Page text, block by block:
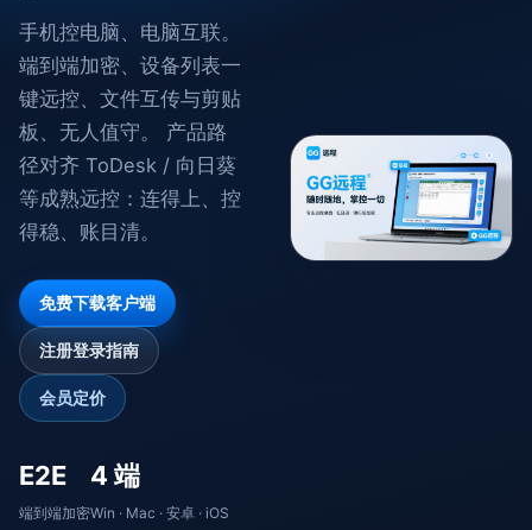
手机控电脑、电脑互联。
端到端加密、设备列表一
键远控、文件互传与剪贴
板、无人值守。 产品路
径对齐 ToDesk / 向日葵
等成熟远控：连得上、控
得稳、账目清。
免费下载客户端
注册登录指南
会员定价
E2E
端到端加密
4 端
Win · Mac · 安卓 · iOS